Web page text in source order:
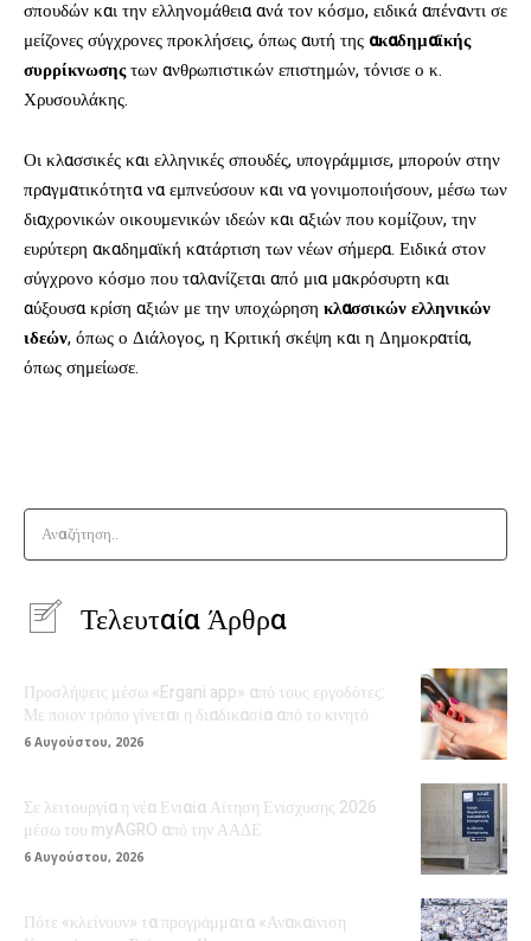
σπουδών και την ελληνομάθεια ανά τον κόσμο, ειδικά απέναντι σε
μείζονες σύγχρονες προκλήσεις, όπως αυτή της ακαδημαϊκής
συρρίκνωσηςτων ανθρωπιστικών επιστημών, τόνισε ο κ.
Χρυσουλάκης.
Οι κλασσικές και ελληνικές σπουδές, υπογράμμισε, μπορούν στην
πραγματικότητα να εμπνεύσουν και να γονιμοποιήσουν, μέσω των
διαχρονικών οικουμενικών ιδεών και αξιών που κομίζουν, την
ευρύτερη ακαδημαϊκή κατάρτιση των νέων σήμερα. Ειδικά στον
σύγχρονο κόσμο που ταλανίζεται από μια μακρόσυρτη και
αύξουσα κρίση αξιών με την υποχώρηση κλασσικών ελληνικών
ιδεών, όπως ο Διάλογος, η Κριτική σκέψη και η Δημοκρατία,
όπως σημείωσε.
Αναζήτηση..
Τελευταία Άρθρα
Προσλήψεις μέσω «Ergani app» από τους εργοδότες:
Με ποιον τρόπο γίνεται η διαδικασία από το κινητό
6 Αυγούστου, 2026
Σε λειτουργία η νέα Ενιαία Αίτηση Ενίσχυσης 2026
μέσω του myAGRO από την ΑΑΔΕ
6 Αυγούστου, 2026
Πότε «κλείνουν» τα προγράμματα «Ανακαίνιση